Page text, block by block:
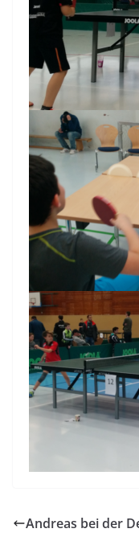
Andreas bei der